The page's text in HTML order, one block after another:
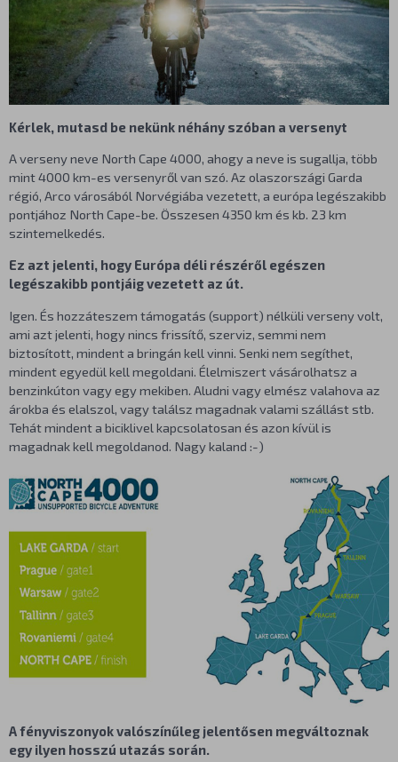
Kérlek, mutasd be nekünk néhány szóban a versenyt
A verseny neve North Cape 4000, ahogy a neve is sugallja, több
mint 4000 km-es versenyről van szó. Az olaszországi Garda
régió, Arco városából Norvégiába vezetett, a európa legészakibb
pontjához North Cape-be. Összesen 4350 km és kb. 23 km
szintemelkedés.
Ez azt jelenti, hogy Európa déli részéről egészen
legészakibb pontjáig vezetett az út.
Igen. És hozzáteszem támogatás (support) nélküli verseny volt,
ami azt jelenti, hogy nincs frissítő, szerviz, semmi nem
biztosított, mindent a bringán kell vinni. Senki nem segíthet,
mindent egyedül kell megoldani. Élelmiszert vásárolhatsz a
benzinkúton vagy egy mekiben. Aludni vagy elmész valahova az
árokba és elalszol, vagy találsz magadnak valami szállást stb.
Tehát mindent a biciklivel kapcsolatosan és azon kívül is
magadnak kell megoldanod. Nagy kaland :-)
A fényviszonyok valószínűleg jelentősen megváltoznak
egy ilyen hosszú utazás során.